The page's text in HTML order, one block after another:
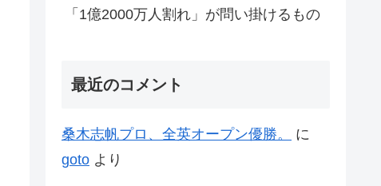
「1億2000万人割れ」が問い掛けるもの
最近のコメント
桑木志帆プロ、全英オープン優勝。
に
goto より